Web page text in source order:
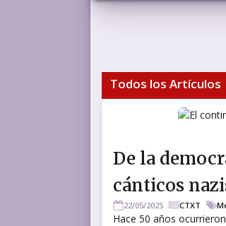
Todos los Artículos
De la
cánticos
22/05/2025 CTXT
Hace 50 años